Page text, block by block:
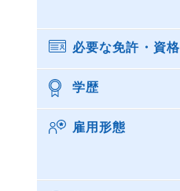
必要な免許・資格
学歴
雇用形態